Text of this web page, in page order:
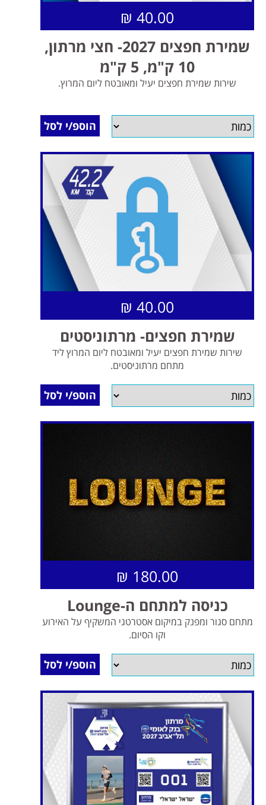
40.00 ₪
שמירת חפצים 2027- חצי מרתון,
10 ק"מ, 5 ק"מ
שירות שמירת חפצים יעיל ומאובטח ליום המרוץ.
הוספ/י לסל
40.00 ₪
שמירת חפצים- מרתוניסטים
שירות שמירת חפצים יעיל ומאובטח ליום המרוץ ליד
מתחם מרתוניסטים.
הוספ/י לסל
180.00 ₪
כניסה למתחם ה-Lounge
מתחם סגור ומפנק במיקום אסטרטגי המשקיף על האירוע
וקו הסיום.
הוספ/י לסל